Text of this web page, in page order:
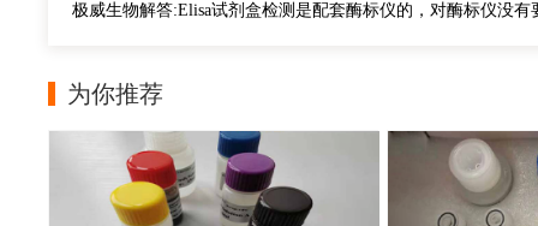
极威生物解答:Elisa试剂盒检测是配套酶标仪的，对酶标仪没
为你推荐